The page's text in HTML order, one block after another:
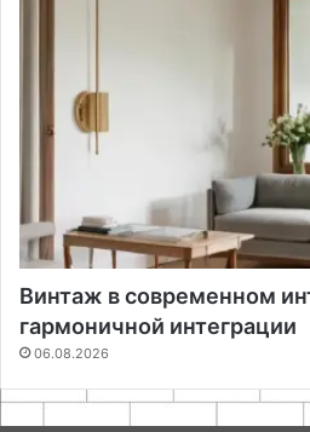
Винтаж в современном
гармоничной интеграции
06.08.2026